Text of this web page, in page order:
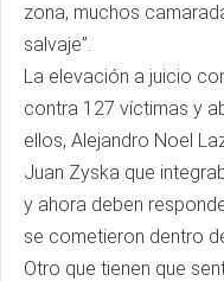
zona, muchos
salvaje”.
La elevación a juicio
contra 127 víctimas y
ellos, Alejandro Noel
Juan Zyska que
y ahora deben
se cometieron dentro
Otro que tienen que